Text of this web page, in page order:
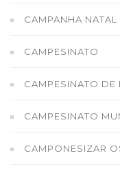
CAMPANHA
CAMPESINATO
CAMPESINATO DE
CAMPESINATO
CAMPONESIZAR